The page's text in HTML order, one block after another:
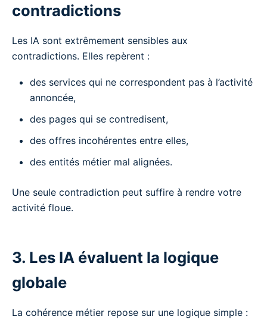
contradictions
Les IA sont extrêmement sensibles aux
contradictions. Elles repèrent :
des services qui ne correspondent pas à l’activité
annoncée,
des pages qui se contredisent,
des offres incohérentes entre elles,
des entités métier mal alignées.
Une seule contradiction peut suffire à rendre votre
activité floue.
3. Les IA évaluent la logique
globale
La cohérence métier repose sur une logique simple :